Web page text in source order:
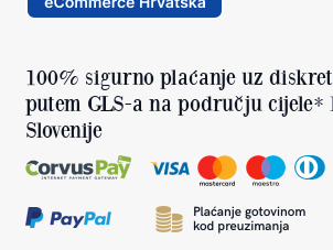
100% sigurno plaćanje uz
putem GLS-a na području
Slovenije